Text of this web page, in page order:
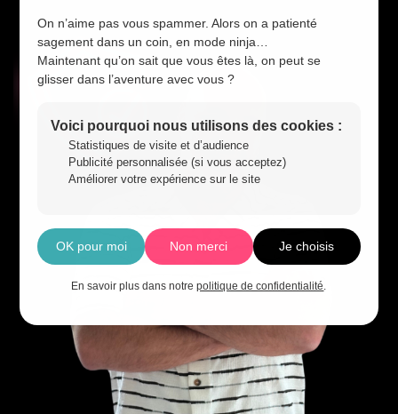
On n’aime pas vous spammer. Alors on a patienté
sagement dans un coin, en mode ninja…
Maintenant qu’on sait que vous êtes là, on peut se
glisser dans l’aventure avec vous ?
Voici pourquoi nous utilisons des cookies :
Statistiques de visite et d’audience
Publicité personnalisée (si vous acceptez)
Améliorer votre expérience sur le site
OK pour moi Non merci Je choisis
En savoir plus dans notrepolitique de confidentialité.